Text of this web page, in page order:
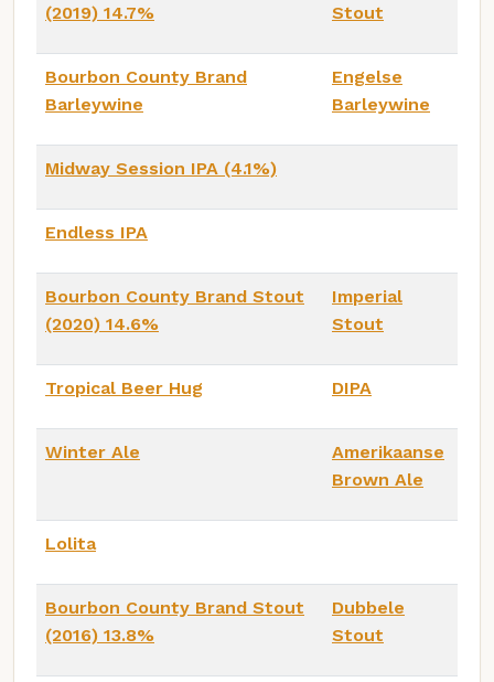
(2019) 14.7%
Stout
Bourbon County Brand
Barleywine
Engelse
Barleywine
Midway Session IPA (4.1%)
Endless IPA
Bourbon County Brand Stout
(2020) 14.6%
Imperial
Stout
Tropical Beer Hug DIPA
Winter Ale
Amerikaanse
Brown Ale
Lolita
Bourbon County Brand Stout
(2016) 13.8%
Dubbele
Stout